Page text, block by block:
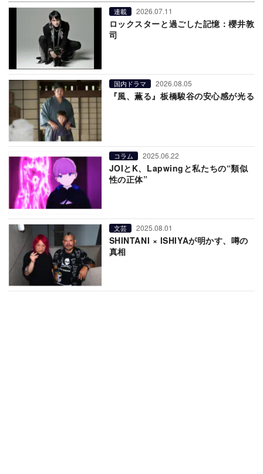
連載 2026.07.11
ロックスターと過ごした記憶：櫻井敦
司
国内ドラマ 2026.08.05
『風、薫る』板橋駿谷の安心感が光る
コラム 2025.06.22
JOIとK、Lapwingと私たちの“類似
性の正体”
文芸 2025.08.01
SHINTANI × ISHIYAが明かす、噂の
真相